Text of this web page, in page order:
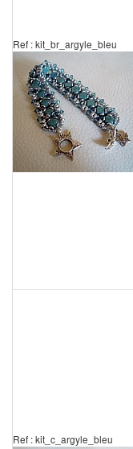
Ref : kit_br_argyle_bleu
Ref : kit_c_argyle_bleu